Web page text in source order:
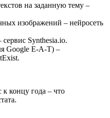
на заданную тему –
изображений – нейросеть
Synthesia.io.
Google E-A-T) –
концу года – что